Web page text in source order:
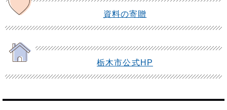
資料の寄贈
栃木市公式HP